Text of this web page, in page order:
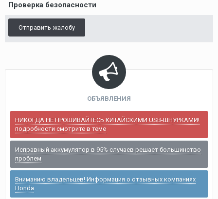
Проверка безопасности
Отправить жалобу
ОБЪЯВЛЕНИЯ
НИКОГДА НЕ ПРОШИВАЙТЕСЬ КИТАЙСКИМИ USB-ШНУРКАМИ!
подробности смотрите в теме
Исправный аккумулятор в 95% случаев решает большинство
проблем
Вниманию владельцев! Информация о отзывных компаниях
Honda